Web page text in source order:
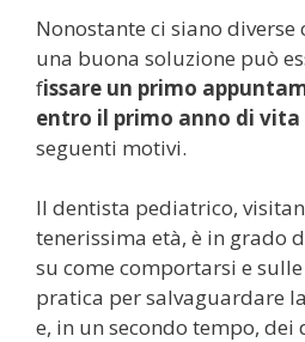
Nonostante ci siano
una buona soluzione può
fissare un primo
entro il primo anno di vita
seguenti motivi.
Il dentista pediatrico,
tenerissima età, è in grado
su come comportarsi e
pratica per salvaguardare
e, in un secondo tempo,